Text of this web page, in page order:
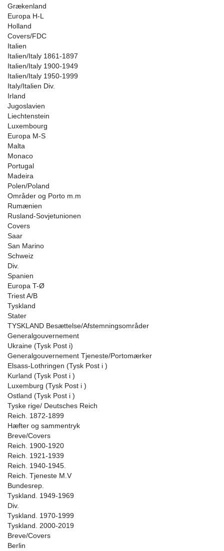
Grækenland
Europa H-L
Holland
Covers/FDC
Italien
Italien/Italy 1861-1897
Italien/Italy 1900-1949
Italien/Italy 1950-1999
Italy/Italien Div.
Irland
Jugoslavien
Liechtenstein
Luxembourg
Europa M-S
Malta
Monaco
Portugal
Madeira
Polen/Poland
Områder og Porto m.m
Rumænien
Rusland-Sovjetunionen
Covers
Saar
San Marino
Schweiz
Div.
Spanien
Europa T-Ø
Triest A/B
Tyskland
Stater
TYSKLAND Besættelse/Afstemningsområder
Generalgouvernement
Ukraine (Tysk Post i)
Generalgouvernement Tjeneste/Portomærker
Elsass-Lothringen (Tysk Post i )
Kurland (Tysk Post i )
Luxemburg (Tysk Post i )
Ostland (Tysk Post i )
Tyske rige/ Deutsches Reich
Reich. 1872-1899
Hæfter og sammentryk
Breve/Covers
Reich. 1900-1920
Reich. 1921-1939
Reich. 1940-1945.
Reich. Tjeneste M.V
Bundesrep.
Tyskland. 1949-1969
Div.
Tyskland. 1970-1999
Tyskland. 2000-2019
Breve/Covers
Berlin